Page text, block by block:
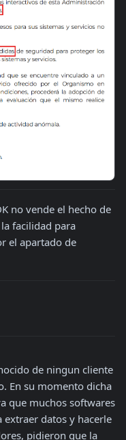
no vende el hecho de
facilidad para
el apartado de
de ningun cliente
En su momento dicha
que muchos softwares
extraer datos y hacerle
pidieron que la